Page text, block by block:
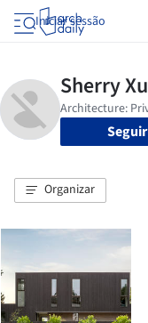
Iniciar sessão
Seguir
Organizar